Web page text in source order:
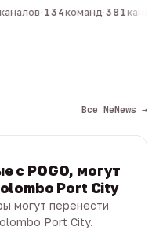
·134команд·381
Все NeNews →
с POGO, могут
Port City
могут перенести
Port City.